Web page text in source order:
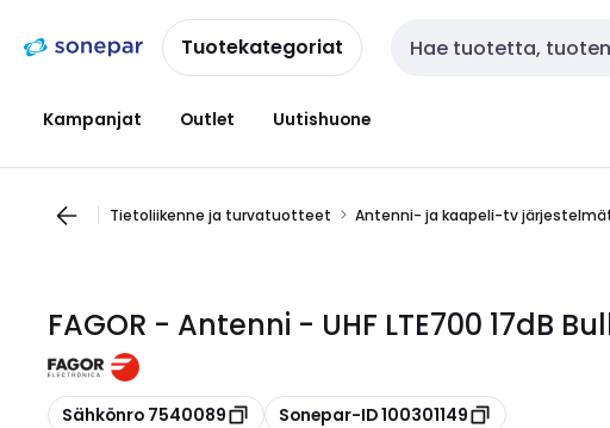
navigointiinsisältöönTuotekategoriat Haku
Kampanjat Outlet Uutishuone
Tietoliikenne ja turvatuotteet Antenni- ja kaapeli-tv
FAGOR - Antenni - UHF LTE700 17dB
Kopioi
Sähkönro 7540089 Kopioi
Sonepar-ID 100301149